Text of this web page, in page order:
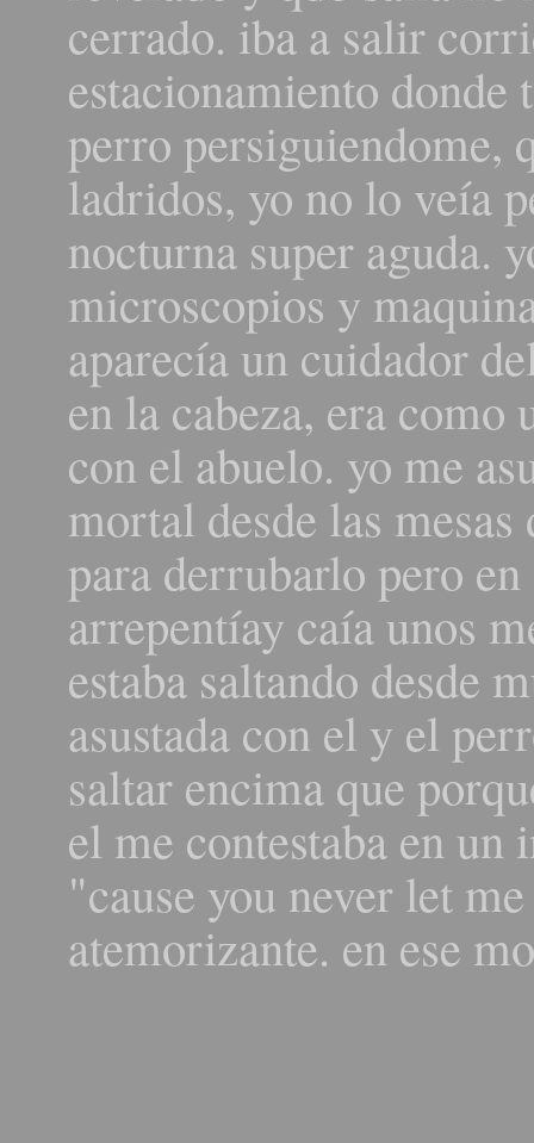
cerrado. iba a salir
estacionamiento donde
perro persiguiendome,
ladridos, yo no lo veía
nocturna super aguda.
microscopios y
aparecía un cuidador
en la cabeza, era
con el abuelo. yo me
mortal desde las
para derrubarlo pero
arrepentíay caía unos
estaba saltando desde
asustada con el y el
saltar encima que
el me contestaba en
"cause you never let
atemorizante. en ese